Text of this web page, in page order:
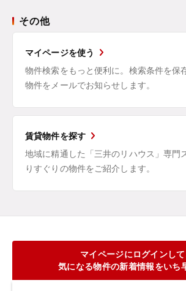
その他
マイページを使う
物件検索をもっと便利に。検索条件を保
物件をメールでお知らせします。
賃貸物件を探す
地域に精通した「三井のリハウス」専門
りすぐりの物件をご紹介します。
マイページにログインして
気になる物件の新着情報をいち